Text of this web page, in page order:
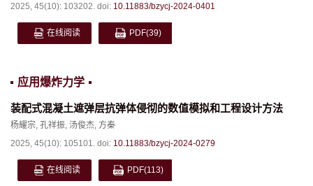
2025, 45(10): 103202. doi: 10.11883/bzycj-2024-0401
在线阅读 PDF(39)
应用爆炸力学
装配式混凝土遮弹层抗弹体侵彻的数值模拟和工程设计方法
杨耀宗, 孔祥振, 汤俊杰, 方秦
2025, 45(10): 105101. doi: 10.11883/bzycj-2024-0279
在线阅读 PDF(113)